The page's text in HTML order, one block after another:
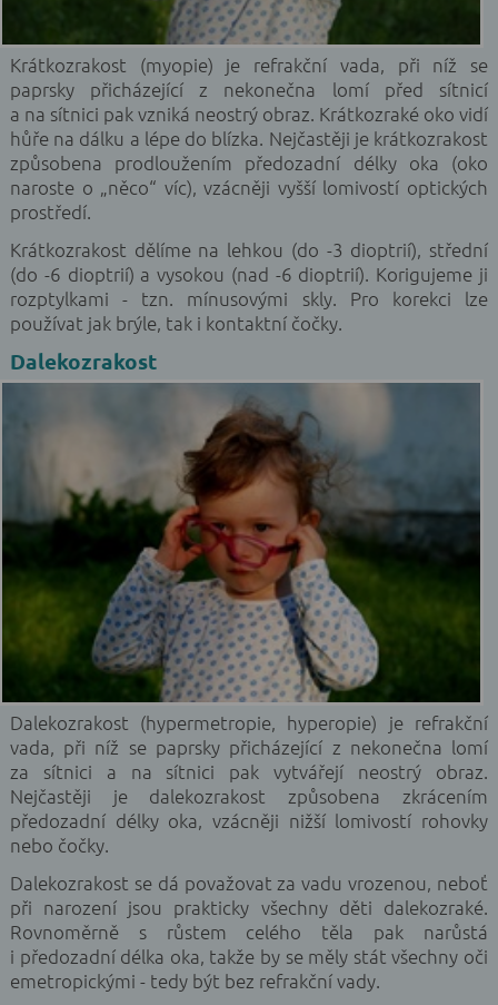
Krátkozrakost (myopie) je refrakční vada, při níž se
paprsky přicházející z nekonečna lomí před sítnicí
a na sítnici pak vzniká neostrý obraz. Krátkozraké oko vidí
hůře na dálku a lépe do blízka. Nejčastěji je krátkozrakost
způsobena prodloužením předozadní délky oka (oko
naroste o „něco“ víc), vzácněji vyšší lomivostí optických
prostředí.
Krátkozrakost dělíme na lehkou (do -3 dioptrií), střední
(do -6 dioptrií) a vysokou (nad -6 dioptrií). Korigujeme ji
rozptylkami - tzn. mínusovými skly. Pro korekci lze
používat jak brýle, tak i kontaktní čočky.
Dalekozrakost
Dalekozrakost (hypermetropie, hyperopie) je refrakční
vada, při níž se paprsky přicházející z nekonečna lomí
za sítnici a na sítnici pak vytvářejí neostrý obraz.
Nejčastěji je dalekozrakost způsobena zkrácením
předozadní délky oka, vzácněji nižší lomivostí rohovky
nebo čočky.
Dalekozrakost se dá považovat za vadu vrozenou, neboť
při narození jsou prakticky všechny děti dalekozraké.
Rovnoměrně s růstem celého těla pak narůstá
i předozadní délka oka, takže by se měly stát všechny oči
emetropickými - tedy být bez refrakční vady.